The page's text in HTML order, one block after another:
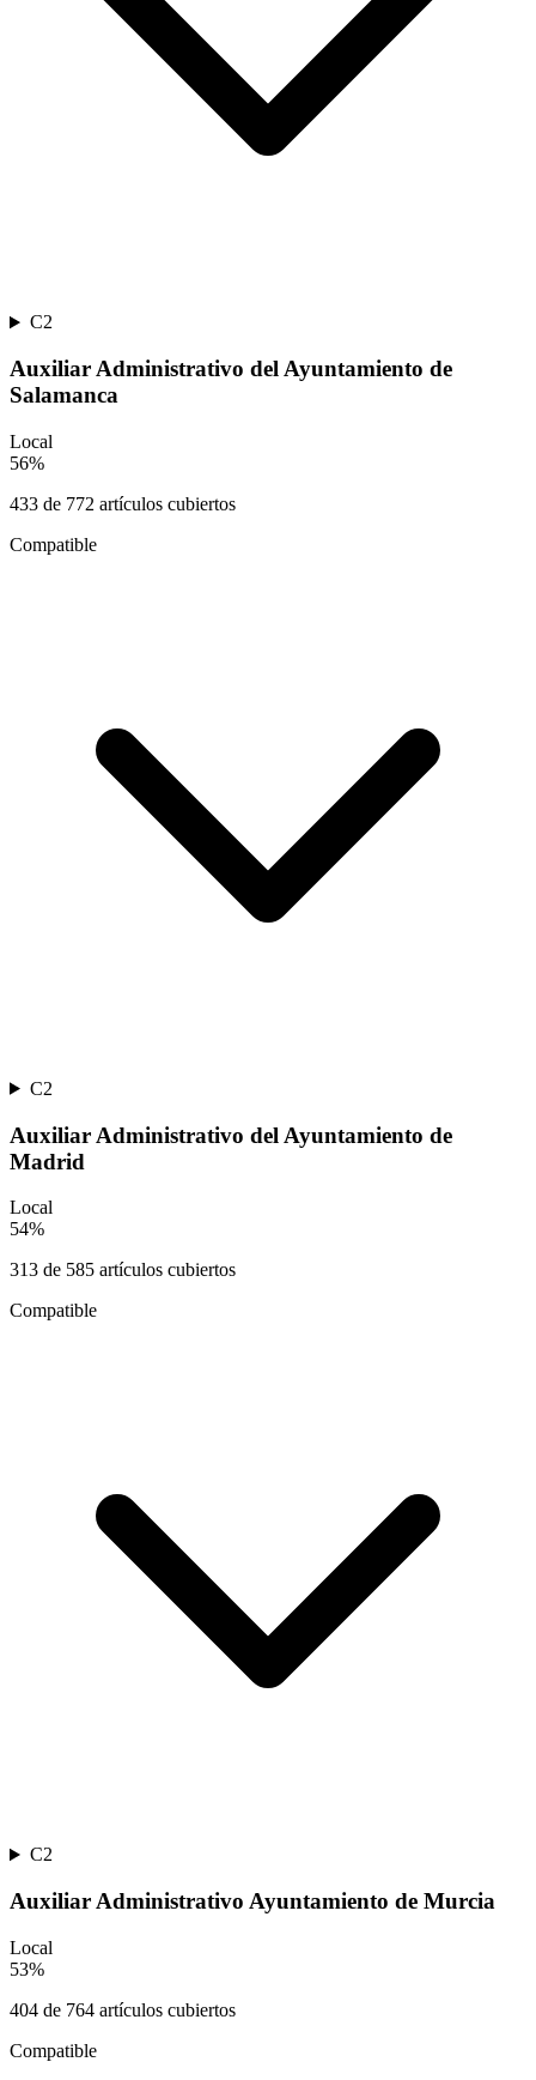
C2
Auxiliar Administrativo del Ayuntamiento de
Salamanca
Local
56%
433 de 772 artículos cubiertos
Compatible
C2
Auxiliar Administrativo del Ayuntamiento de
Madrid
Local
54%
313 de 585 artículos cubiertos
Compatible
C2
Auxiliar Administrativo Ayuntamiento de Murcia
Local
53%
404 de 764 artículos cubiertos
Compatible